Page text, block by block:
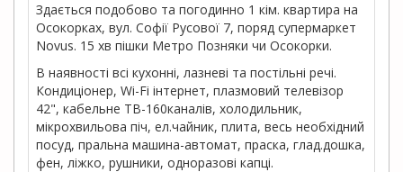
Здається подобово та погодинно 1 кім. квартира на
Осокорках, вул. Софії Русової 7, поряд супермаркет
Novus. 15 хв пішки Метро Позняки чи Осокорки.
В наявності всі кухонні, лазневі та постільні речі.
Кондиціонер, Wi-Fi інтернет, плазмовий телевізор
42", кабельне ТВ-160каналів, холодильник,
мікрохвильова піч, ел.чайник, плита, весь необхідний
посуд, пральна машина-автомат, праска, глад.дошка,
фен, ліжко, рушники, одноразові капці.